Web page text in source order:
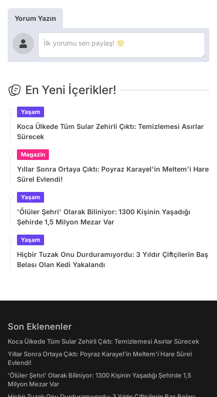
Yorum Yazın
En Yeni İçerikler!
Yaşam
Koca Ülkede Tüm Sular Zehirli Çıktı: Temizlemesi Asırlar
Sürecek
Magazin
Yıllar Sonra Ortaya Çıktı: Poyraz Karayel'in Meltem'i Hare
Sürel Evlendi!
Yaşam
'Ölüler Şehri' Olarak Biliniyor: 1300 Kişinin Yaşadığı
Şehirde 1,5 Milyon Mezar Var
Yaşam
Hiçbir Tuzak Onu Durduramıyordu: 3 Yıldır Çiftçilerin Baş
Belası Olan Kedi Yakalandı
Son Eklenenler
Koca Ülkede Tüm Sular Zehirli Çıktı: Temizlemesi Asırlar Sürecek
Yıllar Sonra Ortaya Çıktı: Poyraz Karayel'in Meltem'i Hare Sürel
Evlendi!
'Ölüler Şehri' Olarak Biliniyor: 1300 Kişinin Yaşadığı Şehirde 1,5
Milyon Mezar Var